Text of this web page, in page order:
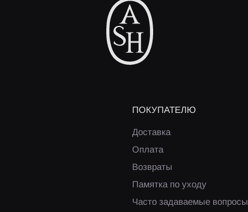
ПОКУПАТЕЛЮ
Доставка
Оплата
Возвраты
Памятка по уходу
Часто задаваемые вопросы